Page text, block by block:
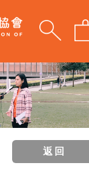
返回